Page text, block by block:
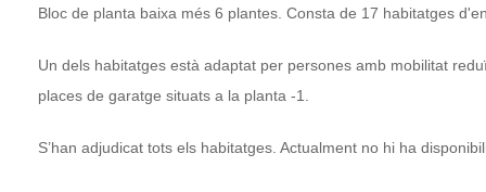
Bloc de planta baixa més 6 plantes. Consta de 17 habitatges
Un dels habitatges està adaptat per persones amb mobilitat
places de garatge situats a la planta -1.
S’han adjudicat tots els habitatges. Actualment no hi ha